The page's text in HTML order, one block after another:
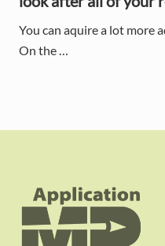
You can aquire a lot more
On the …